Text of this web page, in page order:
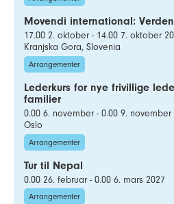
Movendi international:
17.00 2. oktober - 14.00 7. oktober
Kranjska Gora, Slovenia
Arrangementer
Lederkurs for nye frivillige
familier
0.00 6. november - 0.00 9. november
Oslo
Arrangementer
Tur til Nepal
0.00 26. februar - 0.00 6. mars 2027
Arrangementer